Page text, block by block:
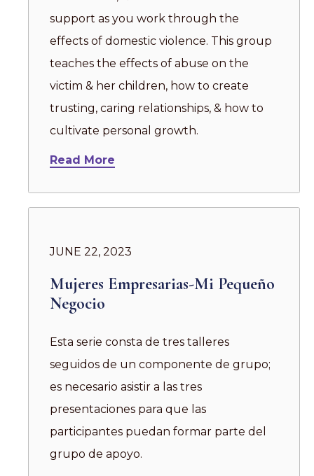
support as you work through the
effects of domestic violence. This group
teaches the effects of abuse on the
victim & her children, how to create
trusting, caring relationships, & how to
cultivate personal growth.
Read More
JUNE 22, 2023
Mujeres Empresarias-Mi Pequeño
Negocio
Esta serie consta de tres talleres
seguidos de un componente de grupo;
es necesario asistir a las tres
presentaciones para que las
participantes puedan formar parte del
grupo de apoyo.